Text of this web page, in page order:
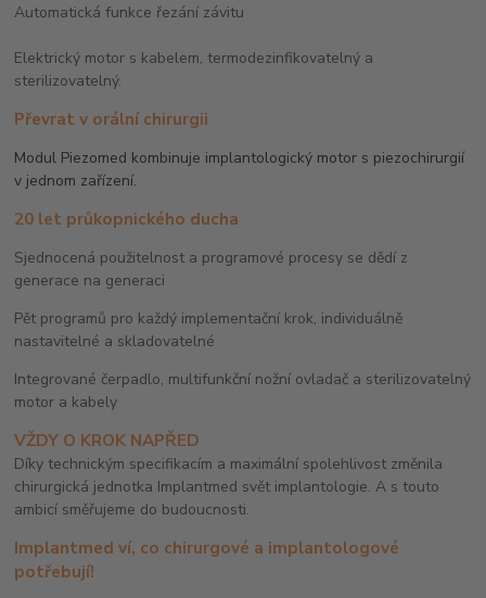
Automatická funkce řezání závitu
Elektrický motor s kabelem, termodezinfikovatelný a
sterilizovatelný.
Převrat v orální chirurgii
Modul Piezomed kombinuje implantologický motor s piezochirurgií
v jednom zařízení.
20 let průkopnického ducha
Sjednocená použitelnost a programové procesy se dědí z
generace na generaci
Pět programů pro každý implementační krok, individuálně
nastavitelné a skladovatelné
Integrované čerpadlo, multifunkční nožní ovladač a sterilizovatelný
motor a kabely
VŽDY O KROK NAPŘED
Díky technickým specifikacím a maximální spolehlivost změnila
chirurgická jednotka Implantmed svět implantologie. A s touto
ambicí směřujeme do budoucnosti.
Implantmed ví, co chirurgové a implantologové
potřebují!